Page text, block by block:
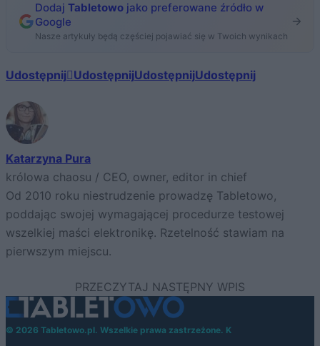
Dodaj Tabletowo jako preferowane źródło w
Google
Nasze artykuły będą częściej pojawiać się w Twoich wynikach
Udostępnij UdostępnijUdostępnijUdostępnij
Katarzyna Pura
królowa chaosu / CEO, owner, editor in chief
Od 2010 roku niestrudzenie prowadzę Tabletowo,
poddając swojej wymagającej procedurze testowej
wszelkiej maści elektronikę. Rzetelność stawiam na
pierwszym miejscu.
© 2026 Tabletowo.pl. Wszelkie prawa zastrzeżone. K